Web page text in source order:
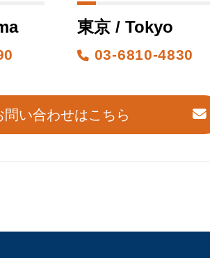
東京 / Tokyo
03-6810-4830
問い合わせはこちら